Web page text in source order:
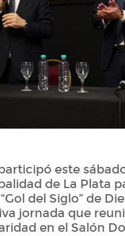
este
de La Plata
del Siglo” de
jornada que
en el Salón